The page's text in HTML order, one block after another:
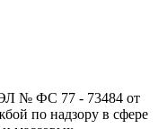
№ ФС 77 - 73484 от
по надзору в сфере